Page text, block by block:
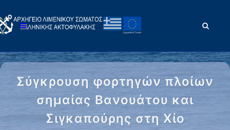
Σύγκρουση φορτηγών πλοίων
σημαίας Βανουάτου και
Σιγκαπούρης στη Χίο